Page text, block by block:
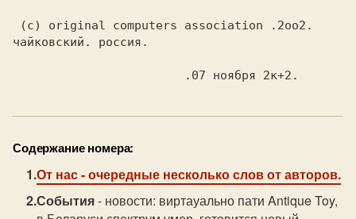
чайковский. россия.
Содержание номера:
От нас- очередные несколько слов от авторов.
События- новости: виртауально пати Antique Toy,